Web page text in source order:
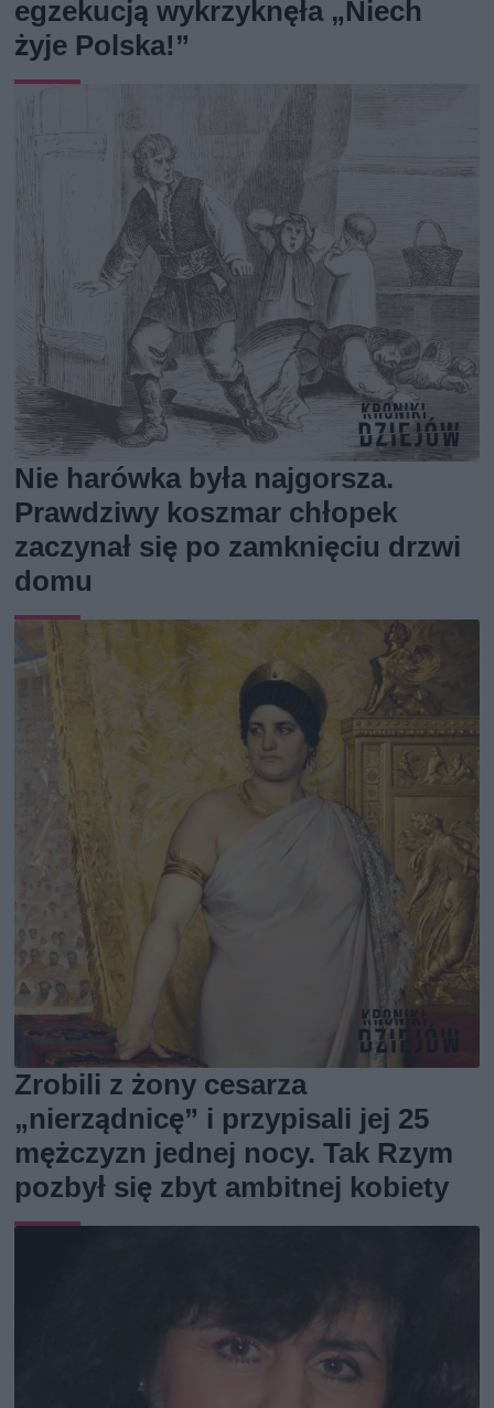
egzekucją wykrzyknęła „Niech
żyje Polska!”
Nie harówka była najgorsza.
Prawdziwy koszmar chłopek
zaczynał się po zamknięciu drzwi
domu
Zrobili z żony cesarza
„nierządnicę” i przypisali jej 25
mężczyzn jednej nocy. Tak Rzym
pozbył się zbyt ambitnej kobiety